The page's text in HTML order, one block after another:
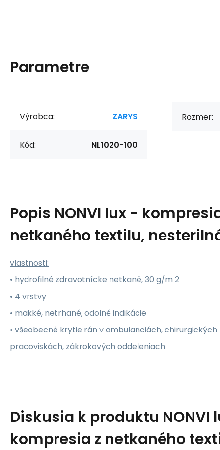
Parametre
Výrobca: ZARYS
Kód: NL1020-100
Rozmer:
Popis NONVI lux -
netkaného textilu,
vlastnosti:
• hydrofilné zdravotnícke netkané, 30 g/m 2
• 4 vrstvy
• mäkké, netrhané, odolné indikácie
• všeobecné krytie rán v ambulanciách, chirurgických
pracoviskách, zákrokových oddeleniach
Diskusia k produktu NONVI
kompresia z netkaného